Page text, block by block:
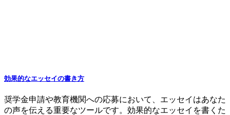
効果的なエッセイの書き方
奨学金申請や教育機関への応募において、エッセイはあなた
の声を伝える重要なツールです。効果的なエッセイを書くた